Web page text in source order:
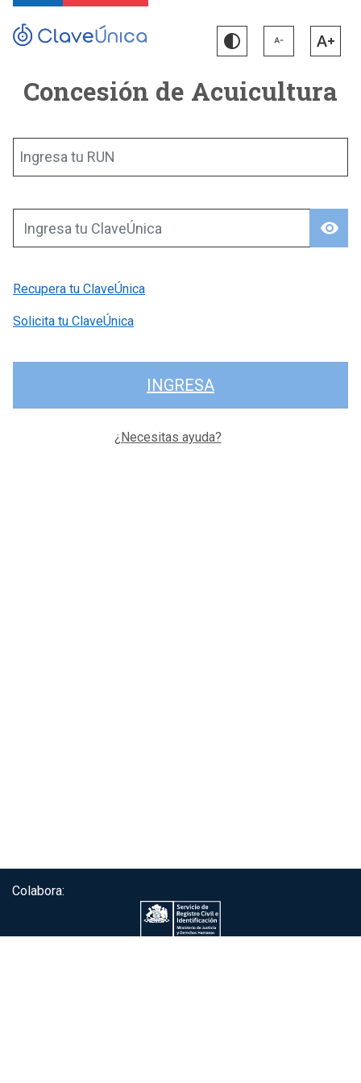
Concesión de Acuicultura
Ingresa tu RUN
visibility
Ingresa tu ClaveÚnica
Recupera tu ClaveÚnica
Solicita tu ClaveÚnica
INGRESA
¿Necesitas ayuda?
Colabora: